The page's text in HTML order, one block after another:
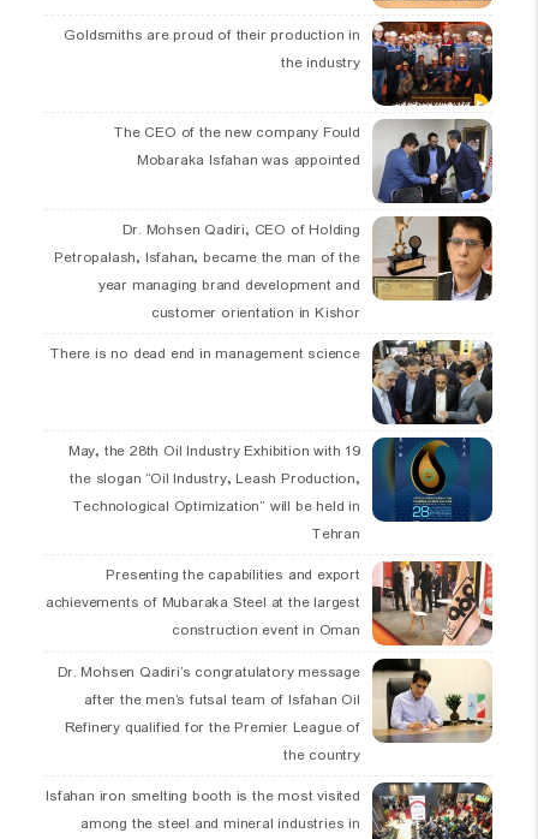
Goldsmiths are proud of their production in
the industry
The CEO of the new company Fould
Mobaraka Isfahan was appointed
Dr. Mohsen Qadiri, CEO of Holding
Petropalash, Isfahan, became the man of the
year managing brand development and
customer orientation in Kishor
There is no dead end in management science
19 May, the 28th Oil Industry Exhibition with
the slogan “Oil Industry, Leash Production,
Technological Optimization” will be held in
Tehran
Presenting the capabilities and export
achievements of Mubaraka Steel at the largest
construction event in Oman
Dr. Mohsen Qadiri’s congratulatory message
after the men’s futsal team of Isfahan Oil
Refinery qualified for the Premier League of
the country
Isfahan iron smelting booth is the most visited
among the steel and mineral industries in